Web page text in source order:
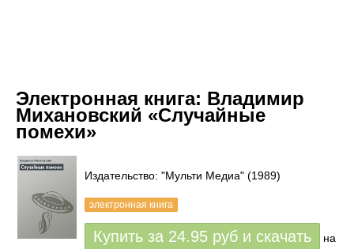
Электронная книга: Владимир
Михановский «Случайные
помехи»
Издательство: "Мульти Медиа" (1989)
электронная книга
Купить за 24.95 руб и скачать
на